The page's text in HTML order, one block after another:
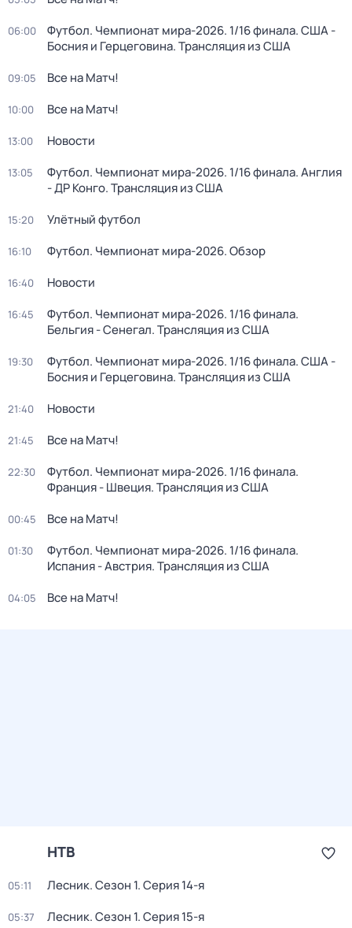
06:00
Футбол. Чемпионат мира-2026. 1/16 финала. США -
Босния и Герцеговина. Трансляция из США
09:05 Все на Матч!
10:00 Все на Матч!
13:00 Новости
13:05
Футбол. Чемпионат мира-2026. 1/16 финала. Англия
- ДР Конго. Трансляция из США
15:20 Улётный футбол
16:10 Футбол. Чемпионат мира-2026. Обзор
16:40 Новости
16:45
Футбол. Чемпионат мира-2026. 1/16 финала.
Бельгия - Сенегал. Трансляция из США
19:30
Футбол. Чемпионат мира-2026. 1/16 финала. США -
Босния и Герцеговина. Трансляция из США
21:40 Новости
21:45 Все на Матч!
22:30
Футбол. Чемпионат мира-2026. 1/16 финала.
Франция - Швеция. Трансляция из США
00:45 Все на Матч!
01:30
Футбол. Чемпионат мира-2026. 1/16 финала.
Испания - Австрия. Трансляция из США
04:05 Все на Матч!
НТВ
05:11 Лесник. Сезон 1. Серия 14-я
05:37 Лесник. Сезон 1. Серия 15-я